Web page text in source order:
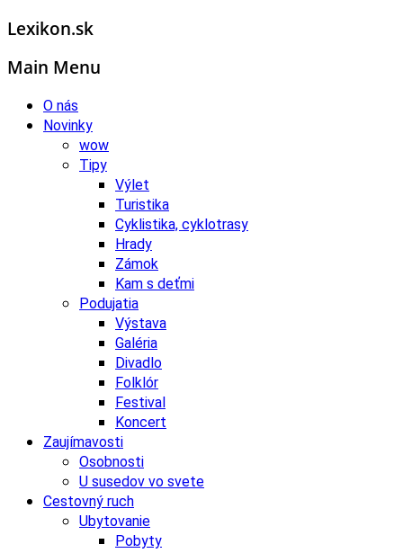
Lexikon.sk
Main Menu
O nás
Novinky
wow
Tipy
Výlet
Turistika
Cyklistika, cyklotrasy
Hrady
Zámok
Kam s deťmi
Podujatia
Výstava
Galéria
Divadlo
Folklór
Festival
Koncert
Zaujímavosti
Osobnosti
U susedov vo svete
Cestovný ruch
Ubytovanie
Pobyty